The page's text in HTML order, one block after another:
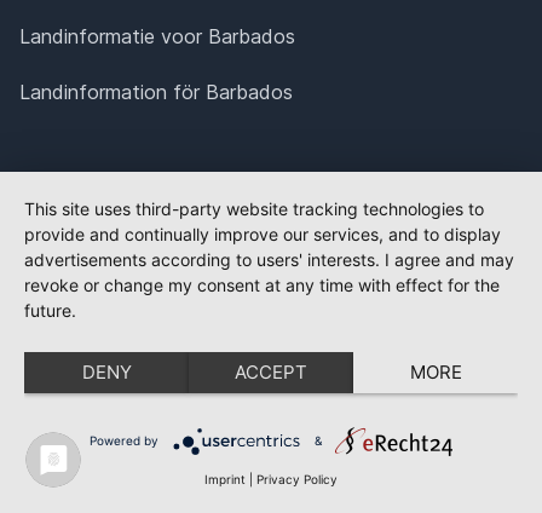
Landinformatie voor Barbados
Landinformation för Barbados
This site uses third-party website tracking technologies to
provide and continually improve our services, and to display
advertisements according to users' interests. I agree and may
revoke or change my consent at any time with effect for the
future.
DENY ACCEPT MORE
Powered by &
Imprint Privacy Policy